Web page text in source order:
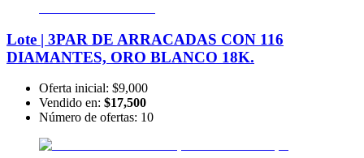
Lote | 3PAR DE ARRACADAS CON 116
DIAMANTES, ORO BLANCO 18K.
Oferta inicial: $9,000
Vendido en: $17,500
Número de ofertas: 10